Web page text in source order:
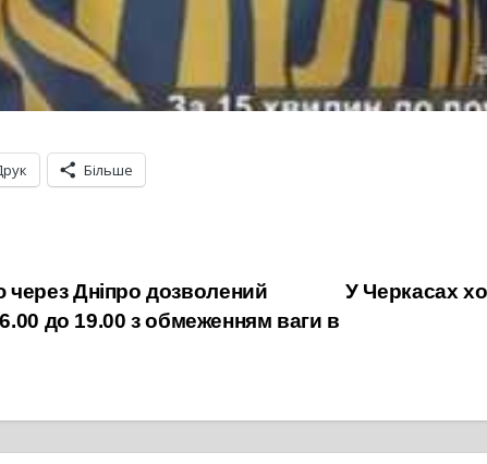
Більше
У Черкасах
Дніпро дозволений
до 19.00 з обмеженням ваги в